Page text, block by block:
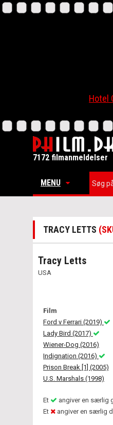
Hotel
7172 filmanmeldelser
MENU
TRACY LETTS
Tracy Letts
USA
Film
Ford v Ferrari (2019)
Lady Bird (2017)
Wiener-Dog (2016)
Indignation (2016)
Prison Break [1] (2005)
U.S. Marshals (1998)
Et
angiver en særlig
Et
angiver en særlig